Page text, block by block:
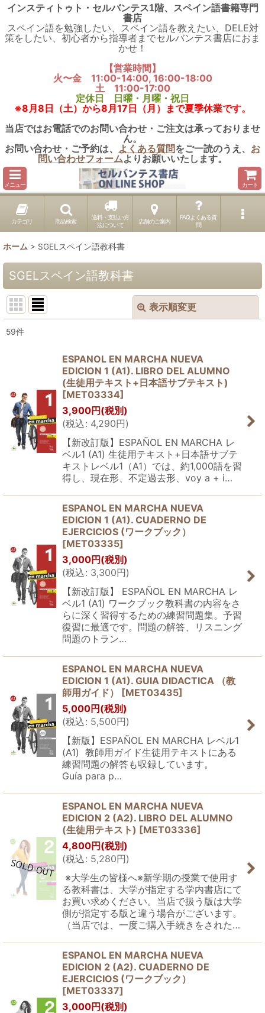
インスティトゥト・セルバンテス1階、スペイン語書籍専門
書店
スペイン語を勉強したい、スペイン語を教えたい、DELE対
策をしたい、初心者から指導者までセルバンテス書店におま
かせ！
【営業時間】
火〜金 11:00-14:00, 16:00-18:00
土 11:00-17:00
定休日 日曜・月曜・祝日
※8月8日（土）から8月17日（月）まで夏季休業です。
当店ではお電話でのお問い合わせ・ご注文は承っておりませ
ん。
お問い合わせ・ご予約は、 よくある質問をご一読のうえ、 お
問い合わせフォームよりお願いいたします。
メニュー カート
カテゴリ 商品検索
送料・支払い方
法について
店舗のご案内
FAQよくある質
問
ホーム > SGELスペイン語教科書
SGELスペイン語教科書
表示順変更
サブカテゴリ
表示数:
並び順:
絞り込む
59件
ESPANOL EN MARCHA NUEVA
EDICION 1 (A1). LIBRO DEL ALUMNO
(生徒用テキスト+日本語サブテキスト)
[MET03334]
3,900円 (税別)
(税込: 4,290円)
【新改訂版】ESPAÑOL EN MARCHA レ
ベル1 (A1) 生徒用テキスト+日本語サブテ
キストレベル1（A1）では、約1,000語を習
得し、現在形、不定過去形、voy a + i…
ESPANOL EN MARCHA NUEVA
EDICION 1 (A1). CUADERNO DE
EJERCICIOS (ワークブック）
[MET03335]
3,000円 (税別)
(税込: 3,300円)
【新改訂版】 ESPAÑOL EN MARCHA レ
ベル1 (A1) ワークブック教科書の内容をさ
らに深く習得するための練習問題集。予習
復習に最適です。問題の解答、リスニング
問題のトラン…
ESPANOL EN MARCHA NUEVA
EDICION 1 (A1). GUIA DIDACTICA （教
師用ガイド）
[MET03435]
5,000円 (税別)
(税込: 5,500円)
【新版】ESPAÑOL EN MARCHA レベル1
(A1) 教師用ガイド生徒用テキストにある
練習問題の解答も収録しています。
Guía para p…
ESPANOL EN MARCHA NUEVA
EDICION 2 (A2). LIBRO DEL ALUMNO
(生徒用テキスト) [MET03336]
4,800円 (税別)
(税込: 5,280円)
※大学生の皆様へ※新学期の授業で使用す
る教科書は、大学が指定する学内書店にて
お買い求めください。当店で扱う版は大学
側が指定する版と違う場合がございます。
（当店では、一度ご購入手続きをされた…
ESPANOL EN MARCHA NUEVA
EDICION 2 (A2). CUADERNO DE
EJERCICIOS (ワークブック）
[MET03337]
3,000円 (税別)